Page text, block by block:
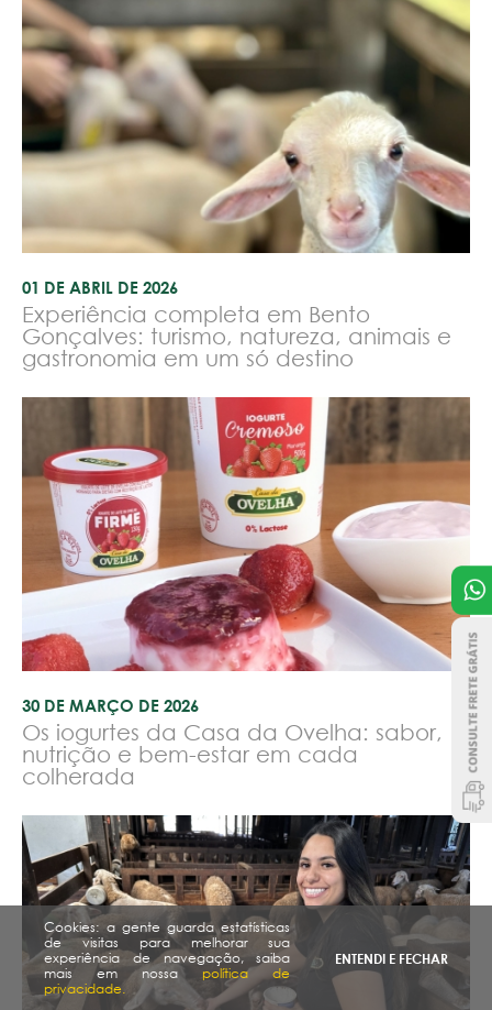
01 DE ABRIL DE 2026
Experiência completa em Bento
Gonçalves: turismo, natureza, animais e
gastronomia em um só destino
30 DE MARÇO DE 2026
Os iogurtes da Casa da Ovelha: sabor,
nutrição e bem-estar em cada
colherada
Cookies: a gente guarda estatísticas
de visitas para melhorar sua
experiência de navegação, saiba
mais em nossa política de
privacidade.
ENTENDI E FECHAR